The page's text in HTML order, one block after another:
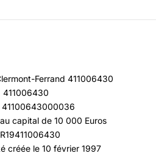
Ferrand 411006430
411006430
41100643000036
capital de 10 000 Euros
créée le 10 février 1997